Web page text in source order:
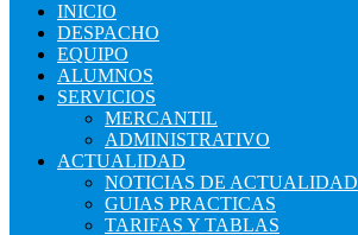
INICIO
DESPACHO
EQUIPO
ALUMNOS
SERVICIOS
MERCANTIL
ADMINISTRATIVO
ACTUALIDAD
NOTICIAS DE ACTUALIDAD
GUIAS PRACTICAS
TARIFAS Y TABLAS